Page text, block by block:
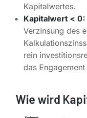
Kapitalwertes.
Kapitalwert < 0:
Verzinsung des
rein
das
Wie wird